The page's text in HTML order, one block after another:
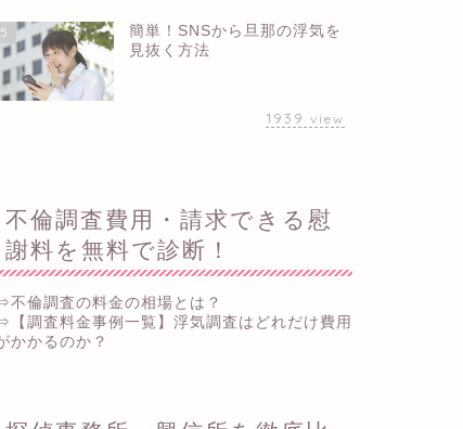
5
簡単！SNSから旦那の浮気を
見抜く方法
1939 view
不倫調査費用・請求できる慰
謝料を無料で診断！